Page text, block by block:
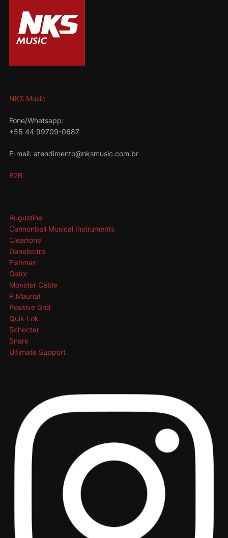
NKS Music
Fone/Whatsapp:
+55 44 99709-0687
E-mail: atendimento@nksmusic.com.br
B2B
Augustine
Cannonball Musical Instruments
Cleartone
Danelectro
Fishman
Gator
Monster Cable
P.Mauriat
Positive Grid
Quik Lok
Schecter
Snark
Ultimate Support